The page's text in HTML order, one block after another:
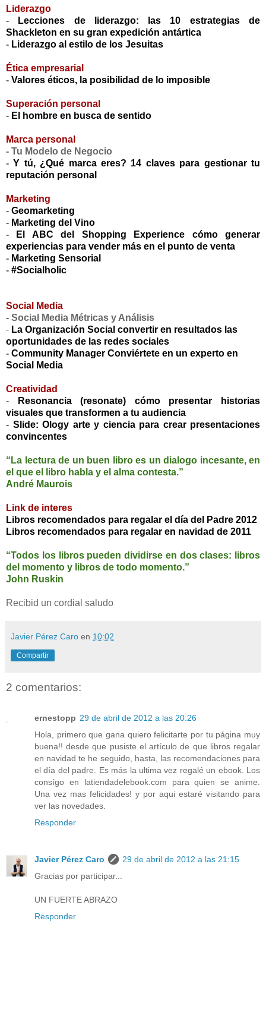
Liderazgo
-
Lecciones de liderazgo: las 10 estrategias de
Shackleton en su gran expedición antártica
- Liderazgo al estilo de los Jesuitas
Ética empresarial
- Valores éticos, la posibilidad de lo imposible
Superación personal
- El hombre en busca de sentido
Marca personal
- Tu Modelo de Negocio
-Y tú, ¿Qué marca eres? 14 claves para gestionar tu
reputación personal
Marketing
- Geomarketing
- Marketing del Vino
-
El ABC del Shopping Experience cómo generar
experiencias para vender más en el punto de venta
- Marketing Sensorial
- #Socialholic
Social Media
- Social Media Métricas y Análisis
- La Organización Social convertir en resultados las
oportunidades de las redes sociales
- Community Manager Conviértete en un experto en
Social Media
Creatividad
-
Resonancia (resonate) cómo presentar historias
visuales que transformen a tu audiencia
- Slide: Ology arte y ciencia para crear presentaciones
convincentes
“La lectura de un buen libro es un dialogo incesante, en
el que el libro habla y el alma contesta.”
André Maurois
Link de interes
Libros recomendados para regalar el día del Padre 2012
Libros recomendados para regalar en navidad de 2011
“Todos los libros pueden dividirse en dos clases: libros
del momento y libros de todo momento.”
John Ruskin
Recibid un cordial saludo
Javier Pérez Caro en 10:02
Compartir
2 comentarios:
ernestopp 29 de abril de 2012 a las 20:26
Hola, primero que gana quiero felicitarte por tu página muy
buena!! desde que pusiste el artículo de que libros regalar
en navidad te he seguido, hasta, las recomendaciones para
el día del padre. Es más la ultima vez regalé un ebook. Los
consígo en latiendadelebook.com para quien se anime.
Una vez mas felicidades! y por aqui estaré visitando para
ver las novedades.
Responder
Javier Pérez Caro
29 de abril de 2012 a las 21:15
Gracias por participar...
UN FUERTE ABRAZO
Responder